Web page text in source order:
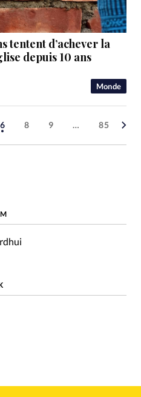
Monde
tentent d’achever la
depuis 10 ans
6 8 9 … 85